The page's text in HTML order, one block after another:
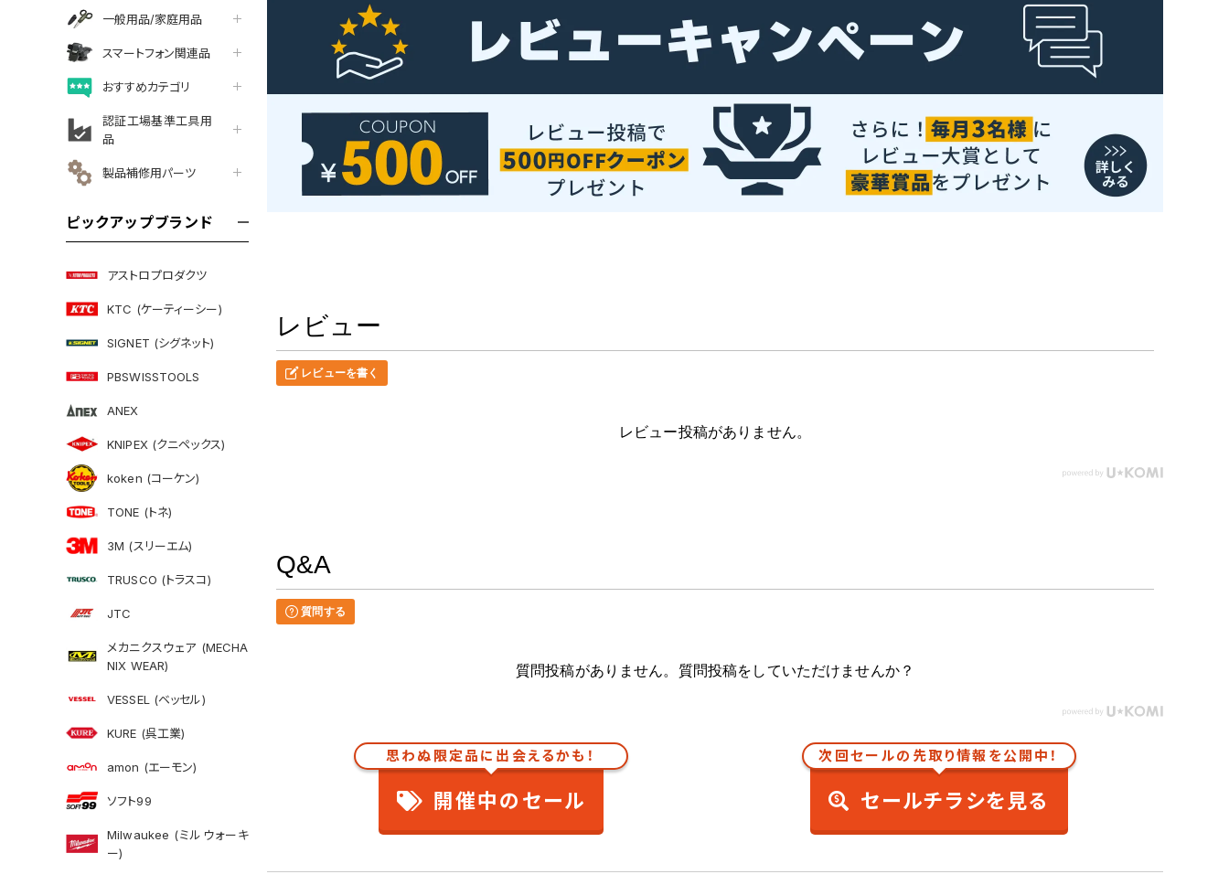
一般用品/家庭用品
スマートフォン関連品
おすすめカテゴリ
認証工場基準工具用
品
製品補修用パーツ
ピックアップブランド
アストロプロダクツ
KTC (ケーティーシー)
SIGNET (シグネット)
PBSWISSTOOLS
ANEX
KNIPEX (クニペックス)
koken (コーケン)
TONE (トネ)
3M (スリーエム)
TRUSCO (トラスコ)
JTC
メカニクスウェア (MECHA
NIX WEAR)
VESSEL (ベッセル)
KURE (呉工業)
amon (エーモン)
ソフト99
Milwaukee (ミルウォーキ
ー)
レビュー
レビューを書く
レビュー投稿がありません。
Q&A
質問する
質問投稿がありません。質問投稿をしていただけませんか？
思わぬ限定品に出会えるかも！
開催中のセール
次回セールの先取り情報を公開中！
セールチラシを見る